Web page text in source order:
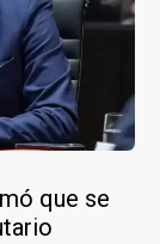
que se